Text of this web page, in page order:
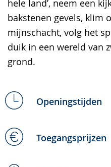
hele land’, neem een
bakstenen gevels, klim
mijnschacht, volg het
duik in een wereld van
grond.
Openingstijden
Toegangsprijzen